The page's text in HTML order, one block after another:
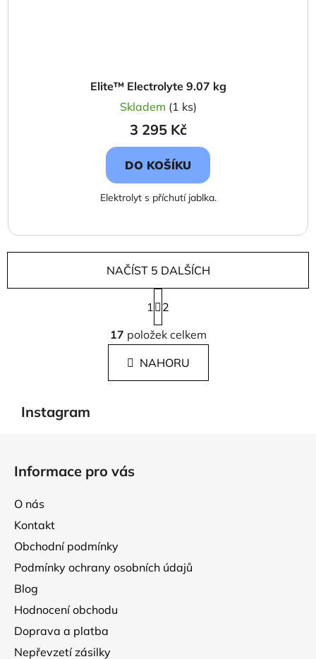
Elite™ Electrolyte 9.07 kg
Skladem (1 ks)
3 295 Kč
DO KOŠÍKU
Elektrolyt s příchutí jablka.
O
v
l
á
d
i
NAČÍST 5 DALŠÍCH
S
t
r
á
n
k
1
2
17 položek celkem
NAHORU
Instagram
Informace pro vás
O nás
Kontakt
Obchodní podmínky
Podmínky ochrany osobních údajů
Blog
Hodnocení obchodu
Doprava a platba
Nepřevzetí zásilky